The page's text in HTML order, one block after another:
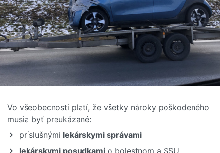
Vo všeobecnosti platí, že všetky nároky poškodeného
musia byť preukázané:
príslušnými lekárskymi správami
lekárskymi posudkami o bolestnom a SSU